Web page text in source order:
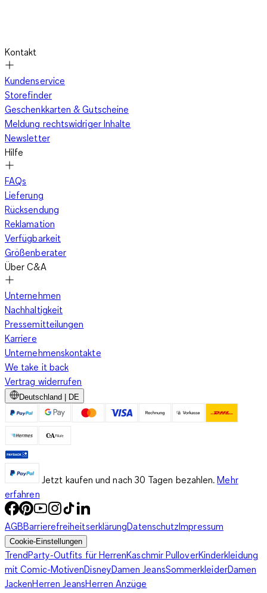
Kontakt
Kundenservice
Storefinder
Geschenkkarten & Gutscheine
Meldung rechtswidriger Inhalte
Newsletter
Hilfe
FAQs
Lieferung
Rücksendung
Reklamation
Verfügbarkeit
Größenberater
Über C&A
Unternehmen
Nachhaltigkeit
Pressemitteilungen
Karriere
Unternehmenskontakte
We take it back
Vertrag widerrufen
Deutschland | DE
Jetzt kaufen und nach 30 Tagen bezahlen. Mehr
erfahren
AGBBarrierefreiheitserklärungDatenschutzImpressum
Cookie-Einstellungen
TrendParty-Outfits für HerrenKaschmir PulloverKinderkleidung
mit Comic-MotivenDisneyDamen JeansSommerkleiderDamen
JackenHerren JeansHerren Anzüge